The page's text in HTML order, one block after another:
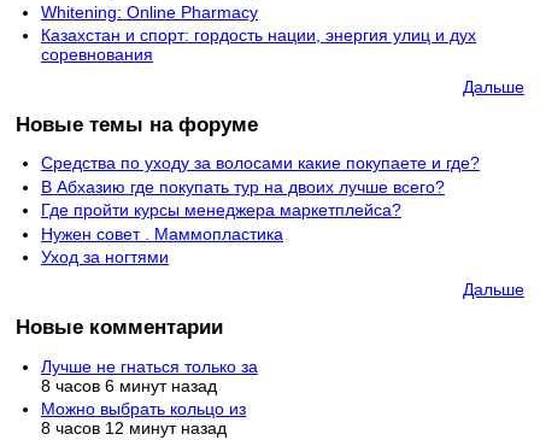
Whitening: Online Pharmacy
Казахстан и спорт: гордость нации, энергия улиц и дух
соревнования
Дальше
Новые темы на форуме
Средства по уходу за волосами какие покупаете и где?
В Абхазию где покупать тур на двоих лучше всего?
Где пройти курсы менеджера маркетплейса?
Нужен совет . Маммопластика
Уход за ногтями
Дальше
Новые комментарии
Лучше не гнаться только за
8 часов 6 минут назад
Можно выбрать кольцо из
8 часов 12 минут назад